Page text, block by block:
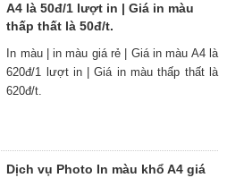
A4 là 50đ/1 lượt in | Giá in màu
thấp thất là 50đ/t.
In màu | in màu giá rẻ | Giá in màu A4 là
620đ/1 lượt in | Giá in màu thấp thất là
620đ/t.
Dịch vụ Photo In màu khổ A4 giá